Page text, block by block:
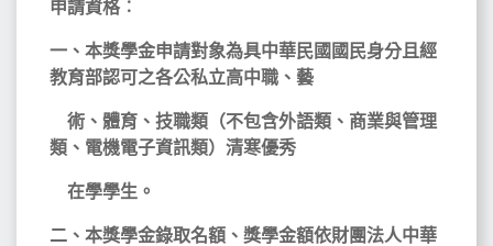
申請資格︰
一、本獎學金申請對象為具中華民國國民身分且經
教育部認可之各公私立高中職、藝
術、體育、技職類（不包含外語類、商業與管理
類、電機電子資訊類）清寒優秀
在學學生。
二、本獎學金錄取名額、獎學金額依財團法人中華